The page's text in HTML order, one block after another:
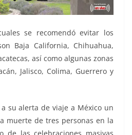
se recomendó evitar los
Baja California, Chihuahua,
así como algunas zonas
Jalisco, Colima, Guerrero y
su alerta de viaje a México un
muerte de tres personas en la